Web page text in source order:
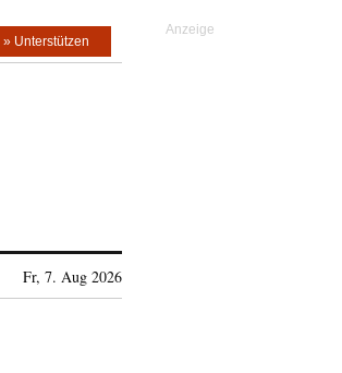
» Unterstützen
Fr, 7. Aug 2026